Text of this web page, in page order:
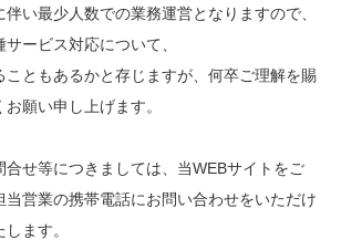
い最少人数での業務運営となりますので、
ービス対応について、
こともあるかと存じますが、何卒ご理解を賜
願い申し上げます。
合せ等につきましては、当WEBサイトをご
当営業の携帯電話にお問い合わせをいただけ
ます。